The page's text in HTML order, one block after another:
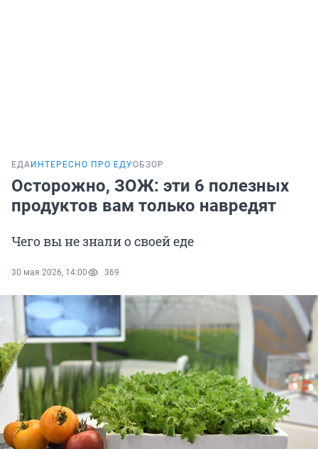
ЕДА ИНТЕРЕСНО ПРО ЕДУОБЗОР
Осторожно, ЗОЖ: эти 6 полезных
продуктов вам только навредят
Чего вы не знали о своей еде
30 мая 2026, 14:00 369